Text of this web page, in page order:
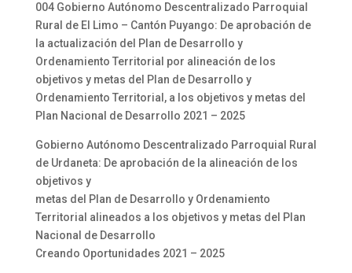
004 Gobierno Autónomo Descentralizado Parroquial
Rural de El Limo – Cantón Puyango: De aprobación de
la actualización del Plan de Desarrollo y
Ordenamiento Territorial por alineación de los
objetivos y metas del Plan de Desarrollo y
Ordenamiento Territorial, a los objetivos y metas del
Plan Nacional de Desarrollo 2021 – 2025
Gobierno Autónomo Descentralizado Parroquial Rural
de Urdaneta: De aprobación de la alineación de los
objetivos y
metas del Plan de Desarrollo y Ordenamiento
Territorial alineados a los objetivos y metas del Plan
Nacional de Desarrollo
Creando Oportunidades 2021 – 2025